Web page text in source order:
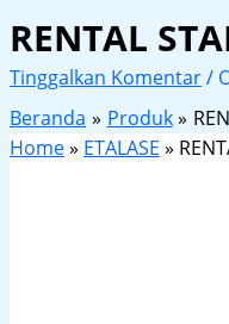
RENTAL
Tinggalkan Komentar/
Beranda
Produk
Home» ETALASE »